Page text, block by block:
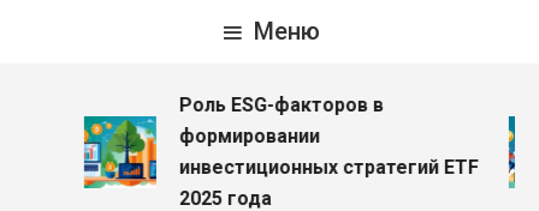
Меню
Роль ESG-факторов в
формировании
инвестиционных стратегий ETF
2025 года